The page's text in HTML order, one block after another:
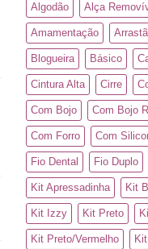
Algodão Alça
Amamentação
Blogueira Básico
Cintura Alta Cirre
Com Bojo Com Bojo
Com Forro Com
Fio Dental Fio Duplo
Kit Apressadinha Kit
Kit Izzy Kit Preto
Kit Preto/Vermelho